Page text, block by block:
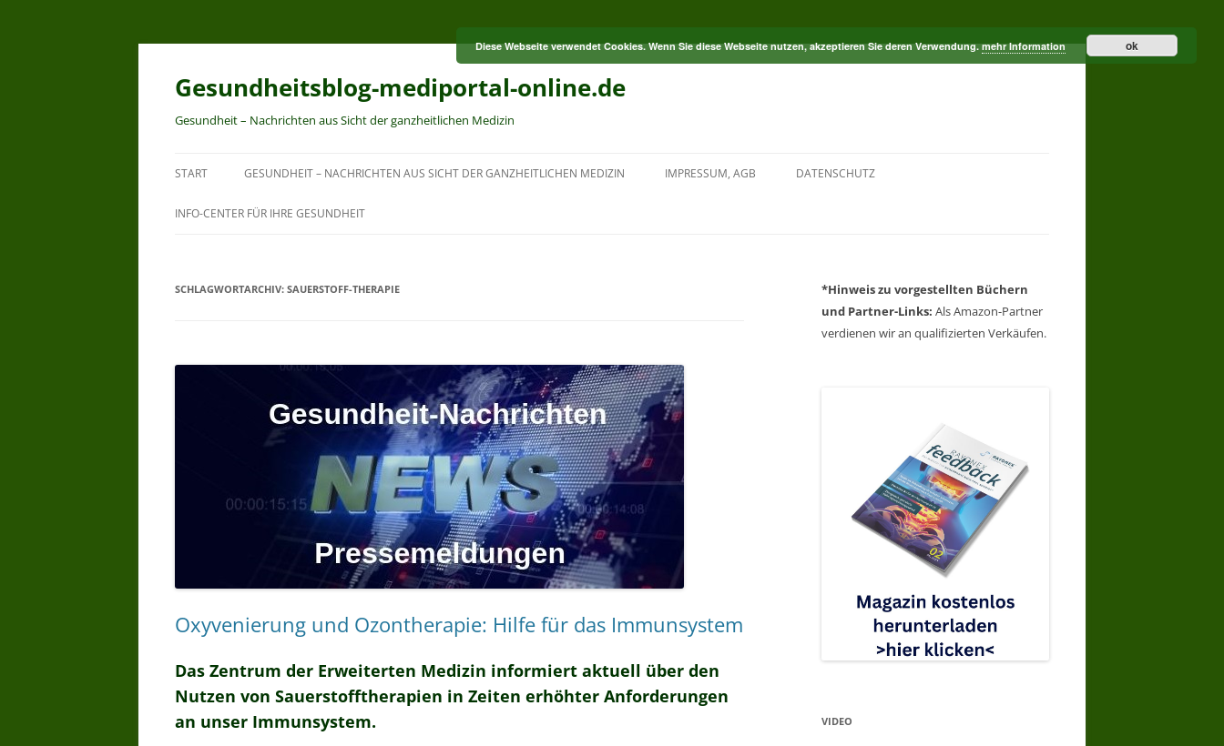
Zum
Gesundheitsblog-mediportal-online.de
Gesundheit – Nachrichten aus Sicht der ganzheitlichen Medizin
START GESUNDHEIT – NACHRICHTEN AUS SICHT DER GANZHEITLICHEN MEDIZIN IMPRESSUM, AGB DATENSCHUTZ
INFO-CENTER FÜR IHRE GESUNDHEIT
SCHLAGWORTARCHIV: SAUERSTOFF-THERAPIE
Oxyvenierung und Ozontherapie: Hilfe für das Immunsystem
Das Zentrum der Erweiterten Medizin informiert aktuell über den
Nutzen von Sauerstofftherapien in Zeiten erhöhter Anforderungen
an unser Immunsystem.
*Hinweis zu vorgestellten Büchern
und Partner-Links: Als Amazon-Partner
verdienen wir an qualifizierten Verkäufen.
VIDEO
Diese Webseite verwendet Cookies. Wenn Sie diese Webseite nutzen, akzeptieren Sie deren Verwendung.mehr Information ok